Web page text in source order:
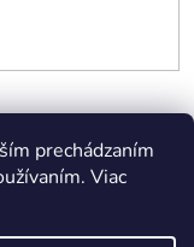
prechádzaním
Viac
tájékoztató